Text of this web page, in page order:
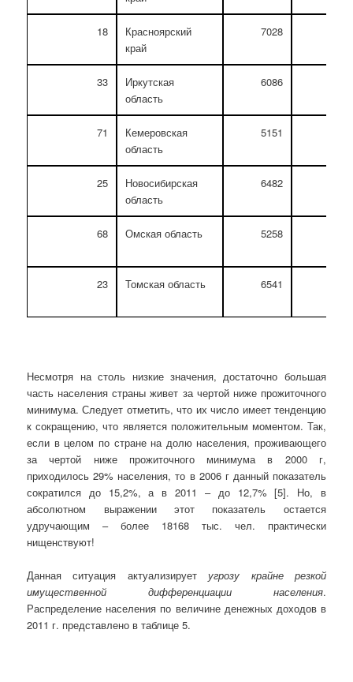
18
Красноярский
край
7028
33
Иркутская
область
6086
71
Кемеровская
область
5151
25
Новосибирская
область
6482
68 Омская область 5258
23 Томская область 6541
Несмотря на столь низкие значения, достаточно большая
часть населения страны живет за чертой ниже прожиточного
минимума. Следует отметить, что их число имеет тенденцию
к сокращению, что является положительным моментом. Так,
если в целом по стране на долю населения, проживающего
за чертой ниже прожиточного минимума в 2000 г,
приходилось 29% населения, то в 2006 г данный показатель
сократился до 15,2%, а в 2011 – до 12,7% [5]. Но, в
абсолютном выражении этот показатель остается
удручающим – более 18168 тыс. чел. практически
нищенствуют!
Данная ситуация актуализируетугрозу крайне резкой
имущественной дифференциации населения.
Распределение населения по величине денежных доходов в
2011 г. представлено в таблице 5.